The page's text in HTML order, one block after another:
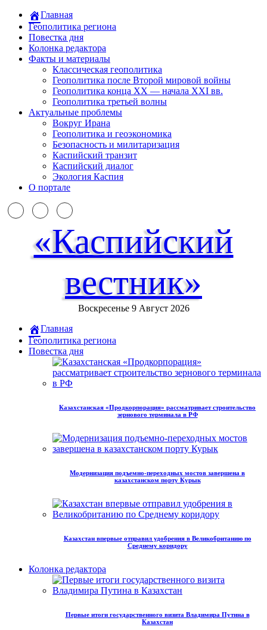
Главная
Геополитика региона
Повестка дня
Колонка редактора
Факты и материалы
Классическая геополитика
Геополитика после Второй мировой войны
Геополитика конца XX — начала XXI вв.
Геополитика третьей волны
Актуальные проблемы
Вокруг Ирана
Геополитика и геоэкономика
Безопасность и милитаризация
Каспийский транзит
Каспийский диалог
Экология Каспия
О портале
«Каспийский
вестник»
Воскресенье 9 Август 2026
Главная
Геополитика региона
Повестка дня
Казахстанская «Продкорпорация» рассматривает строительство
зернового терминала в РФ
Модернизация подъемно-переходных мостов завершена в
казахстанском порту Курык
Казахстан впервые отправил удобрения в Великобританию по
Среднему коридору
Колонка редактора
Первые итоги государственного визита Владимира Путина в
Казахстан